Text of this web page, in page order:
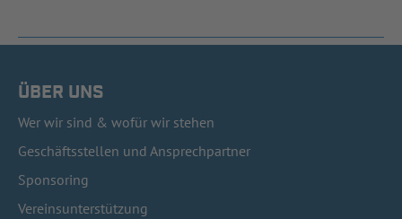
ÜBER UNS
Wer wir sind & wofür wir stehen
Geschäftsstellen und Ansprechpartner
Sponsoring
Vereinsunterstützung